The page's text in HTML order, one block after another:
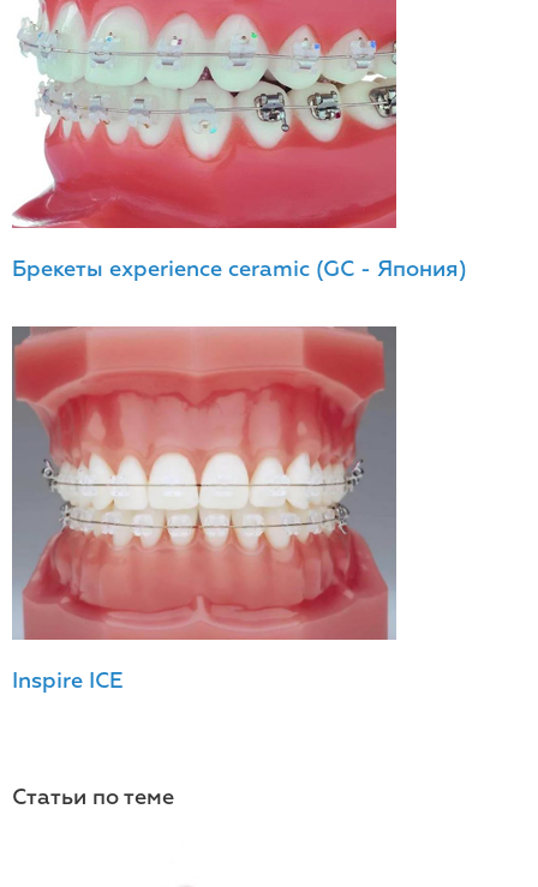
Брекеты experience ceramic (GC - Япония)
Inspire ICE
Статьи по теме